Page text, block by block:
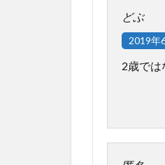
どぶ
2019年
2歳では